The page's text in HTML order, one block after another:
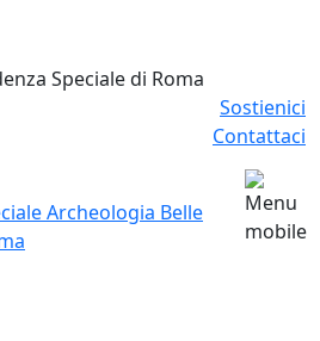
Speciale di Roma
Sostienici
Contattaci